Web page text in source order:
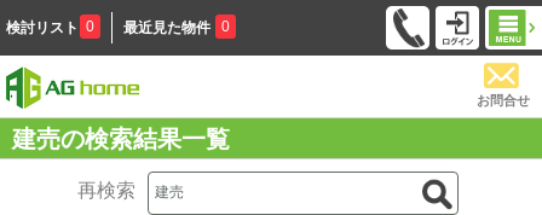
検討リスト 0 最近見た物件 0
お問合せ
建売の検索結果一覧
再検索